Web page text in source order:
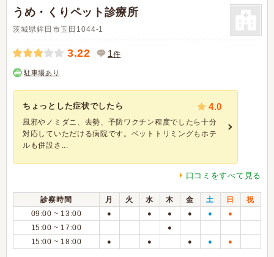
うめ・くりペット診療所
茨城県鉾田市玉田1044-1
3.22 1件
駐車場あり
ちょっとした症状でしたら 4.0
風邪やノミダニ、去勢、予防ワクチン程度でしたら十分
対応していただける病院です。ベットトリミングもホテ
ルも併設さ...
口コミをすべて見る
診察時間 月 火 水 木 金 土 日
祝
09:00 ~ 13:00
● ● ● ● ● ●
15:00 ~ 17:00 ●
15:00 ~ 18:00 ● ● ● ● ●